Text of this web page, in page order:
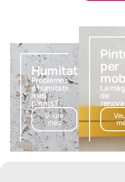
Humitats
Problemes
d’humitats
a les
parets?
Veure
més
per
La
de